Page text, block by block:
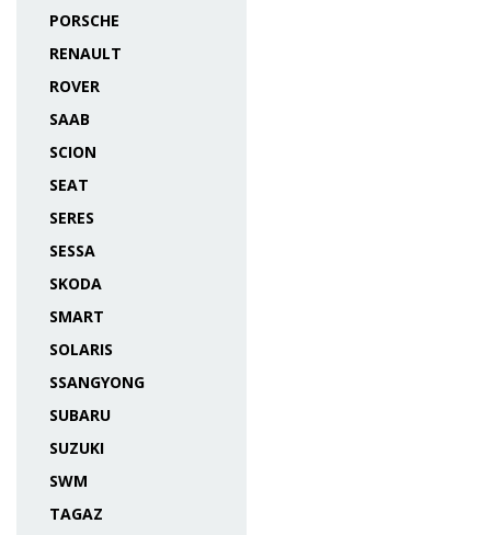
PORSCHE
RENAULT
ROVER
SAAB
SCION
SEAT
SERES
SESSA
SKODA
SMART
SOLARIS
SSANGYONG
SUBARU
SUZUKI
SWM
TAGAZ